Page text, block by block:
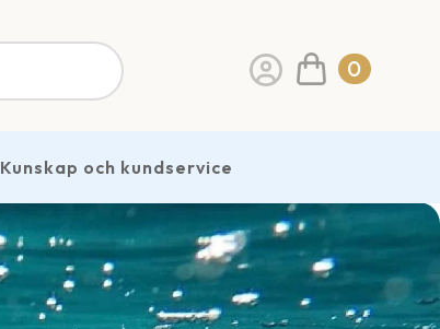
0
Kunskap och kundservice